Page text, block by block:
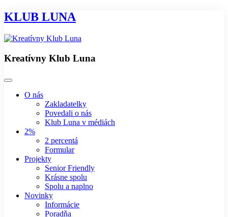
KLUB LUNA
Kreatívny Klub Luna
O nás
Zakladatelky
Povedali o nás
Klub Luna v médiách
2%
2 percentá
Formular
Projekty
Senior Friendly
Krásne spolu
Spolu a naplno
Novinky
Informácie
Poradňa